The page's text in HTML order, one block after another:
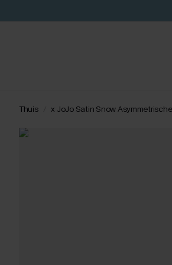
Thuis x JoJo Satin Snow